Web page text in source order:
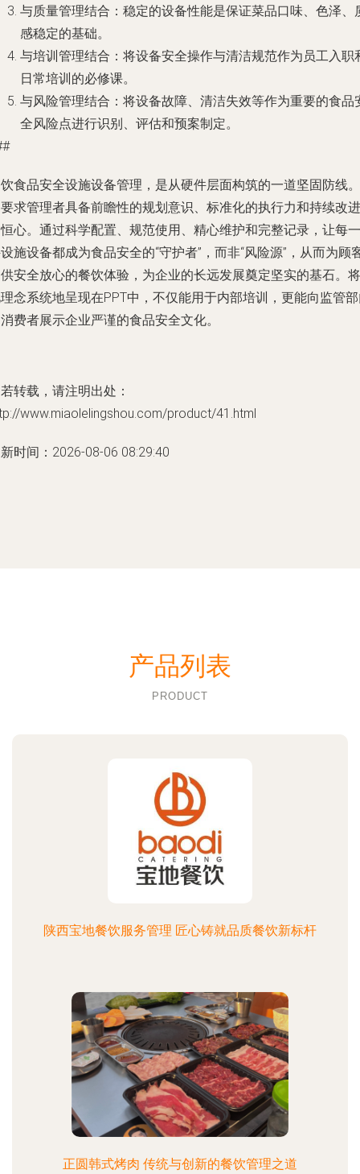
与质量管理结合 ：稳定的设备性能是保证菜品口味、色泽、
感稳定的基础。
与培训管理结合 ：将设备安全操作与清洁规范作为员工入职
日常培训的必修课。
与风险管理结合 ：将设备故障、清洁失效等作为重要的食品
全风险点进行识别、评估和预案制定。
食品安全设施设备管理，是从硬件层面构筑的一道坚固防线。
求管理者具备前瞻性的规划意识、标准化的执行力和持续改进
心。通过科学配置、规范使用、精心维护和完整记录，让每一
施设备都成为食品安全的“守护者”，而非“风险源”，从而为顾
安全放心的餐饮体验，为企业的长远发展奠定坚实的基石。将
念系统地呈现在PPT中，不仅能用于内部培训，更能向监管
费者展示企业严谨的食品安全文化。
转载，请注明出处：
www.miaolelingshou.com/product/41.html
时间：2026-08-06 08:29:40
产品列表
PRODUCT
陕西宝地餐饮服务管理 匠心铸就品质餐饮新标杆
正圆韩式烤肉 传统与创新的餐饮管理之道